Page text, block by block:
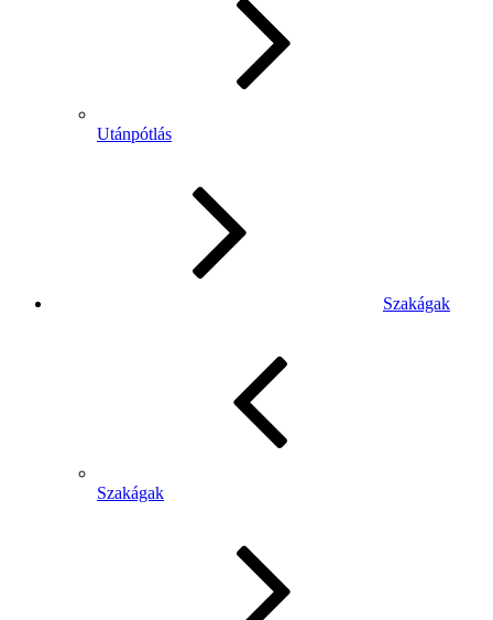
Utánpótlás
Szakágak
Szakágak